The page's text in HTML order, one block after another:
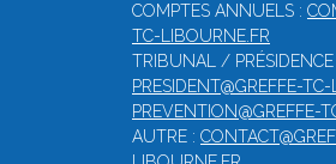
COMPTES ANNUELS :
TC-LIBOURNE.FR
TRIBUNAL /
PRESIDENT@GREFFE-
PREVENTION@GREFFE-
AUTRE :